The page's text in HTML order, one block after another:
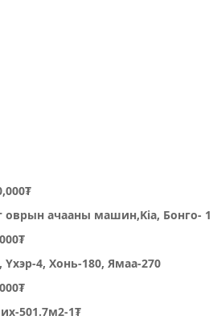
ачааны машин,Kia, Бонго- 1
Үхэр-4, Хонь-180, Ямаа-270
501.7м2-1₮